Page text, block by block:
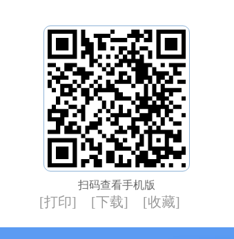
扫码查看手机版
[打印] [下载] [收藏]